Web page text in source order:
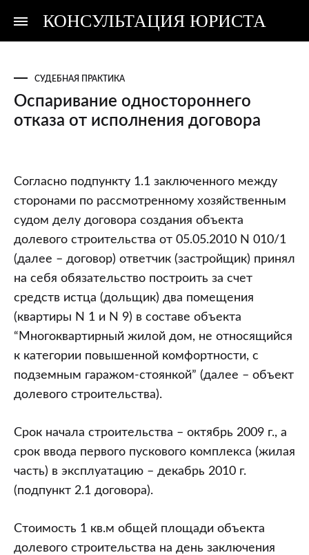
КОНСУЛЬТАЦИЯ ЮРИСТА
Консультация
Консультация
СУДЕБНАЯ ПРАКТИКА
Оспаривание одностороннего
отказа от исполнения договора
Оспаривание
одностороннего
отказа
от
исполнения
договора
Согласно подпункту 1.1 заключенного между
сторонами по рассмотренному хозяйственным
судом делу договора создания объекта
долевого строительства от 05.05.2010 N 010/1
(далее – договор) ответчик (застройщик) принял
на себя обязательство построить за счет
средств истца (дольщик) два помещения
(квартиры N 1 и N 9) в составе объекта
“Многоквартирный жилой дом, не относящийся
к категории повышенной комфортности, с
подземным гаражом-стоянкой” (далее – объект
долевого строительства).
Срок начала строительства – октябрь 2009 г., а
срок ввода первого пускового комплекса (жилая
часть) в эксплуатацию – декабрь 2010 г.
(подпункт 2.1 договора).
Стоимость 1 кв.м общей площади объекта
долевого строительства на день заключения